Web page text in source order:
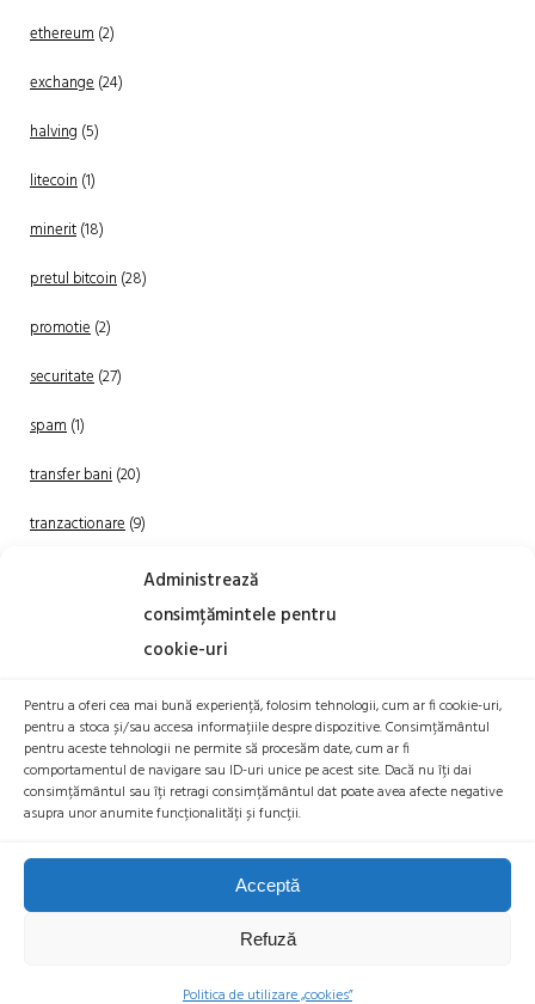
Administrează
consimțămintele pentru
cookie-uri
Pentru a oferi cea mai bună experiență, folosim tehnologii, cum ar fi cookie-uri,
pentru a stoca și/sau accesa informațiile despre dispozitive. Consimțământul
pentru aceste tehnologii ne permite să procesăm date, cum ar fi
comportamentul de navigare sau ID-uri unice pe acest site. Dacă nu îți dai
consimțământul sau îți retragi consimțământul dat poate avea afecte negative
asupra unor anumite funcționalități și funcții.
Acceptă
Refuză
Politica de utilizare „cookies”
ethereum(2)
exchange(24)
halving (5)
litecoin(1)
minerit(18)
pretul bitcoin(28)
promotie(2)
securitate(27)
spam(1)
transfer bani(20)
tranzactionare(9)
(20)
TRANZACTIONEAZA
DECLARAȚIE DE ACCESIBILITATE